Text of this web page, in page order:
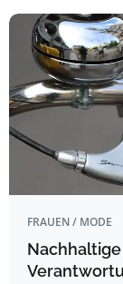
FRAUEN / MODE